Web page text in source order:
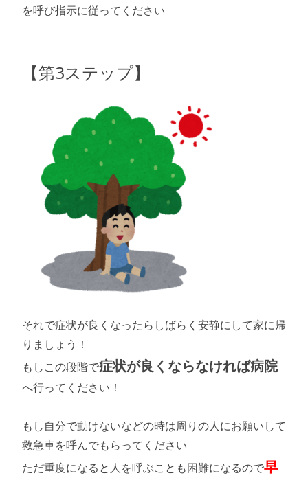
を呼び指示に従ってください
【第3ステップ】
それで症状が良くなったらしばらく安静にして家に帰
りましょう！
もしこの段階で症状が良くならなければ病院
へ行ってください！
もし自分で動けないなどの時は周りの人にお願いして
救急車を呼んでもらってください
ただ重度になると人を呼ぶことも困難になるので早